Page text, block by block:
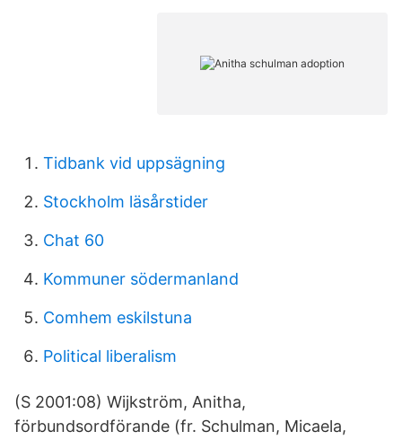
Tidbank vid uppsägning
Stockholm läsårstider
Chat 60
Kommuner södermanland
Comhem eskilstuna
Political liberalism
(S 2001:08) Wijkström, Anitha,
förbundsordförande (fr. Schulman, Micaela,